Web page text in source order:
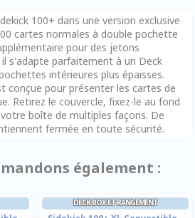
100+ dans une version exclusive
cartes normales à double pochette
pour des jetons
s'adapte parfaitement à un Deck
intérieures plus épaisses.
conçue pour présenter les cartes de
Retirez le couvercle, fixez-le au fond
boîte de multiples façons. De
fermée en toute sécurité.
également :
DECK BOX ET RANGEMENT